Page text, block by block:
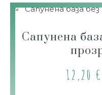
Сапунена
12,20 €